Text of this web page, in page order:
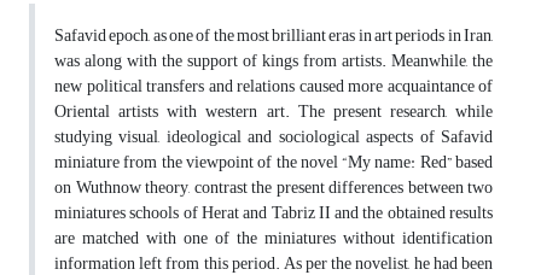
Safavid epoch, as one of the most brilliant eras in art periods in Iran,
was along with the support of kings from artists. Meanwhile, the
new political transfers and relations caused more acquaintance of
Oriental artists with western art. The present research, while
studying visual, ideological and sociological aspects of Safavid
miniature from the viewpoint of the novel “My name: Red” based
on Wuthnow theory, contrast the present differences between two
miniatures schools of Herat and Tabriz II and the obtained results
are matched with one of the miniatures without identification
information left from this period. As per the novelist, he had been